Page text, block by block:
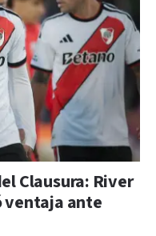
Clausura: River
ventaja ante